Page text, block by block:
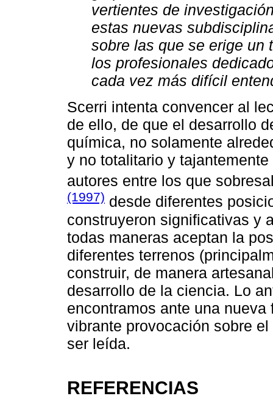
vertientes de
estas nuevas
sobre las que se erige un
los profesionales
cada vez más difícil
Scerri intenta convencer al
de ello, de que el desarrollo
química, no solamente
y no totalitario y
autores entre los que
(1997) desde diferentes
construyeron significativas y
todas maneras aceptan la
diferentes terrenos
construir, de manera
desarrollo de la ciencia. Lo
encontramos ante una
vibrante provocación sobre
ser leída.
REFERENCIAS